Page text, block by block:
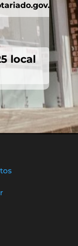
local